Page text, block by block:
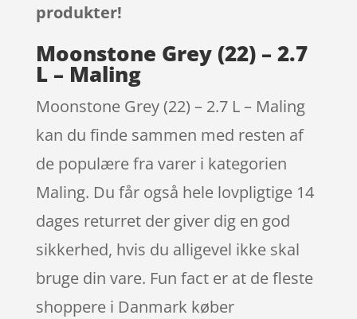
produkter!
Moonstone Grey (22) – 2.7
L – Maling
Moonstone Grey (22) – 2.7 L – Maling
kan du finde sammen med resten af
de populære fra varer i kategorien
Maling. Du får også hele lovpligtige 14
dages returret der giver dig en god
sikkerhed, hvis du alligevel ikke skal
bruge din vare. Fun fact er at de fleste
shoppere i Danmark køber